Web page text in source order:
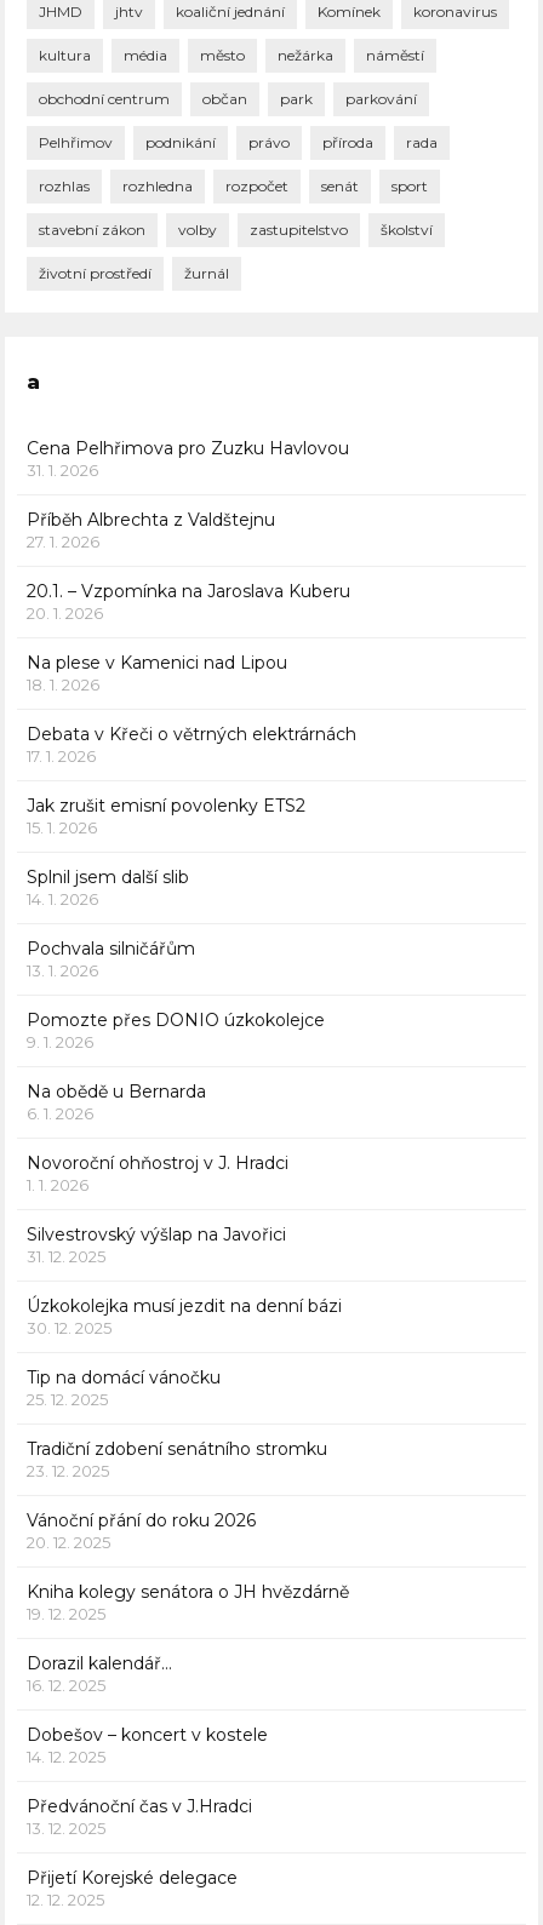
JHMD jhtv koaliční jednání Komínek koronavirus
kultura média město nežárka náměstí
obchodní centrum občan park parkování
Pelhřimov podnikání právo příroda rada
rozhlas rozhledna rozpočet senát sport
stavební zákon volby zastupitelstvo školství
životní prostředí žurnál
a
Cena Pelhřimova pro Zuzku Havlovou
31. 1. 2026
Příběh Albrechta z Valdštejnu
27. 1. 2026
20.1. – Vzpomínka na Jaroslava Kuberu
20. 1. 2026
Na plese v Kamenici nad Lipou
18. 1. 2026
Debata v Křeči o větrných elektrárnách
17. 1. 2026
Jak zrušit emisní povolenky ETS2
15. 1. 2026
Splnil jsem další slib
14. 1. 2026
Pochvala silničářům
13. 1. 2026
Pomozte přes DONIO úzkokolejce
9. 1. 2026
Na obědě u Bernarda
6. 1. 2026
Novoroční ohňostroj v J. Hradci
1. 1. 2026
Silvestrovský výšlap na Javořici
31. 12. 2025
Úzkokolejka musí jezdit na denní bázi
30. 12. 2025
Tip na domácí vánočku
25. 12. 2025
Tradiční zdobení senátního stromku
23. 12. 2025
Vánoční přání do roku 2026
20. 12. 2025
Kniha kolegy senátora o JH hvězdárně
19. 12. 2025
Dorazil kalendář…
16. 12. 2025
Dobešov – koncert v kostele
14. 12. 2025
Předvánoční čas v J.Hradci
13. 12. 2025
Přijetí Korejské delegace
12. 12. 2025